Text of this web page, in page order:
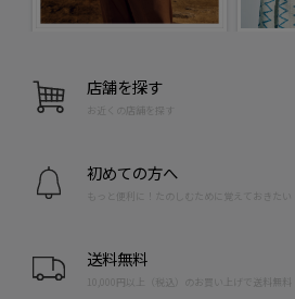
店舗を探す
お近くの店舗を探す
初めての方へ
もっと便利に！たのしむために覚えておきたい
送料無料
10,000円以上（税込）のお買い上げで送料無料